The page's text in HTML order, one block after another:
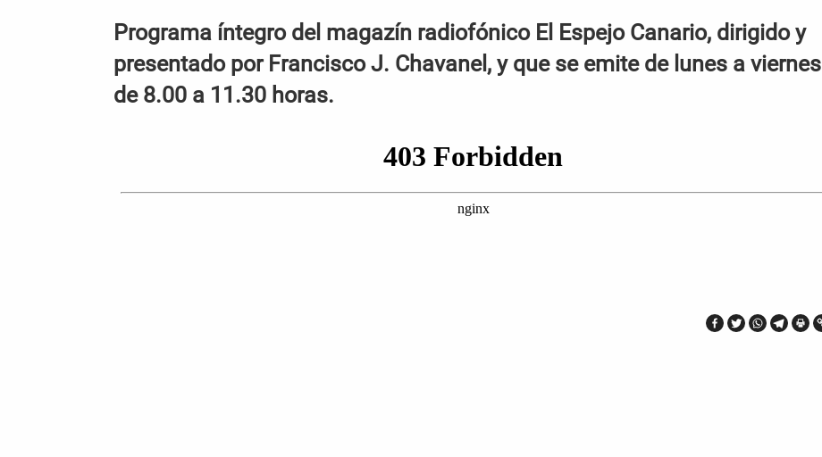
Programa íntegro del magazín radiofónico El Espejo Canario, dirigido y
presentado por Francisco J. Chavanel, y que se emite de lunes a viernes
de 8.00 a 11.30 horas.